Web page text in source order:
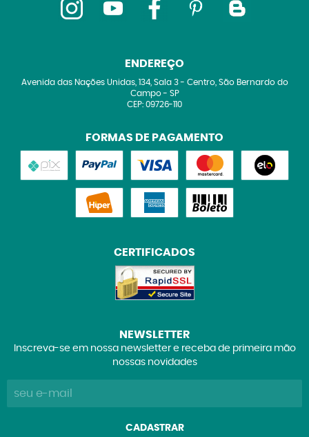
ENDEREÇO
Avenida das Nações Unidas, 134, Sala 3- Centro, São Bernardo do
Campo- SP
CEP: 09726-110
FORMAS DE PAGAMENTO
CERTIFICADOS
NEWSLETTER
Inscreva-se em nossa newsletter e receba de primeira mão
nossas novidades
CADASTRAR